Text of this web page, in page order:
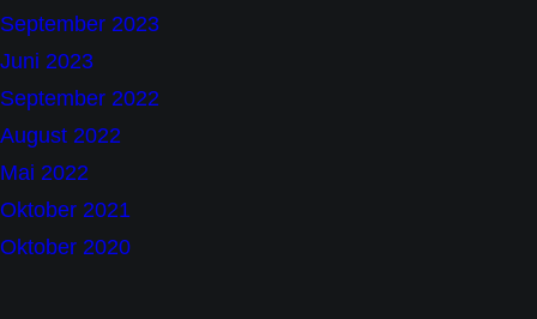
September 2023
Juni 2023
September 2022
August 2022
Mai 2022
Oktober 2021
Oktober 2020